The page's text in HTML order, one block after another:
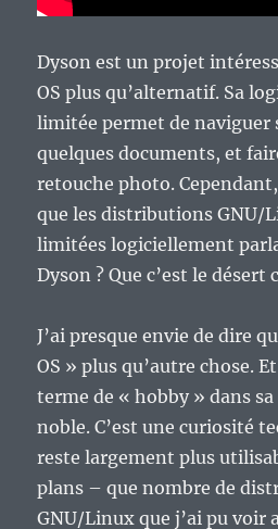
Dyson est un projet
OS plus qu’alternatif. Sa
limitée permet de naviguer
quelques documents, et
retouche photo.
que les distributions GNU/
limitées logiciellement
Dyson ? Que c’est le désert
J’ai presque envie de dire
OS » plus qu’autre chose.
terme de « hobby » dans
noble. C’est une curiosité
reste largement plus
plans – que nombre de
GNU/Linux que j’ai pu voir